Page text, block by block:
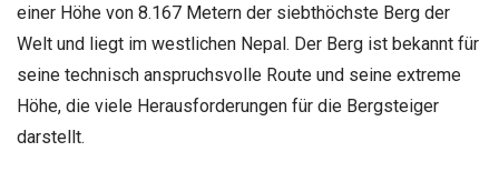
einer Höhe von 8.167 Metern der siebthöchste Berg der
Welt und liegt im westlichen Nepal. Der Berg ist bekannt für
seine technisch anspruchsvolle Route und seine extreme
Höhe, die viele Herausforderungen für die Bergsteiger
darstellt.